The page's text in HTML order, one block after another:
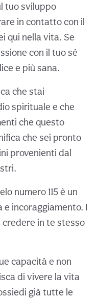
tuo sviluppo
in contatto con il
qui nella vita. Se
con il tuo sé
e più sana.
che stai
spirituale e che
che questo
che sei pronto
provenienti dal
numero 115 è un
e incoraggiamento. I
in te stesso
capacità e non
di vivere la vita
già tutte le